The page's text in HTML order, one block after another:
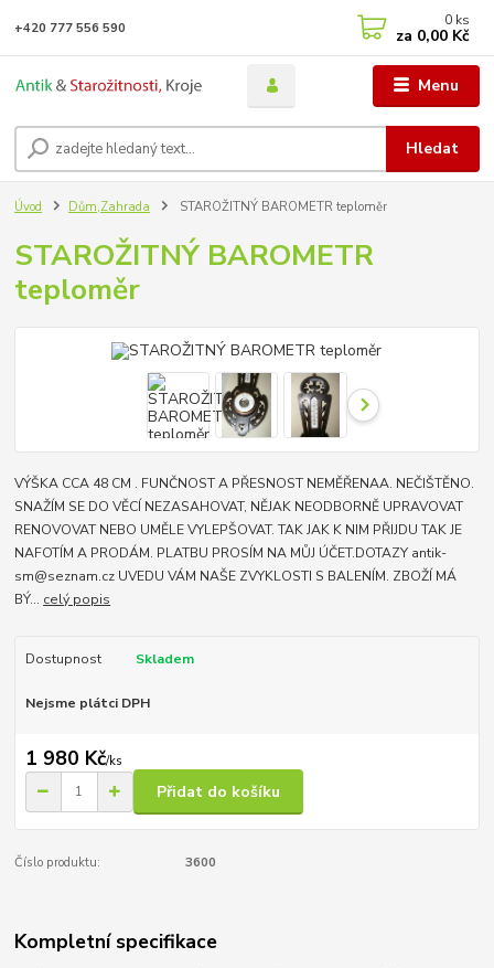
Menu
Hledat
+420 777 556 590 0 ks
za 0,00 Kč
Úvod Dům,Zahrada STAROŽITNÝ BAROMETR teploměr
STAROŽITNÝ BAROMETR
teploměr
VÝŠKA CCA 48 CM . FUNČNOST A PŘESNOST NEMĚŘENAA. NEČIŠTĚNO.
SNAŽÍM SE DO VĚCÍ NEZASAHOVAT, NĚJAK NEODBORNĚ UPRAVOVAT
RENOVOVAT NEBO UMĚLE VYLEPŠOVAT. TAK JAK K NIM PŘIJDU TAK JE
NAFOTÍM A PRODÁM. PLATBU PROSÍM NA MŮJ ÚČET.DOTAZY antik-
sm@seznam.cz UVEDU VÁM NAŠE ZVYKLOSTI S BALENÍM. ZBOŽÍ MÁ
BÝ... celý popis
Dostupnost Skladem
Nejsme plátci DPH
1 980 Kč/ks
Přidat do košíku
Číslo produktu: 3600
Kompletní specifikace